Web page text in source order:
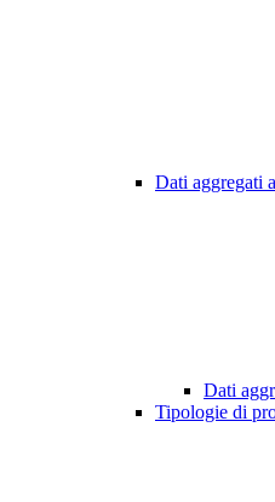
Dati aggregati
Dati
Tipologie di